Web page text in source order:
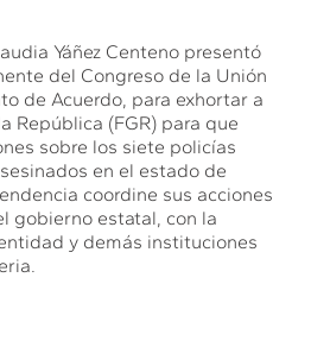
Yáñez Centeno presentó
del Congreso de la Unión
de Acuerdo, para exhortar a
República (FGR) para que
sobre los siete policías
en el estado de
coordine sus acciones
gobierno estatal, con la
y demás instituciones